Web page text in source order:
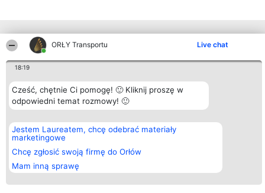
ORŁY Transportu Live chat
18:19
Cześć, chętnie Ci pomogę! 🙂 Kliknij proszę w
odpowiedni temat rozmowy! 🙂
Jestem Laureatem, chcę odebrać materiały
marketingowe
Chcę zgłosić swoją firmę do Orłów
Mam inną sprawę
Inne firmy z województwa
Organizator plebiscytu
Bright Side Solutions sp. z o.
o. sp. k.
ul. Ruska 22
KRS 0000749100 | Regon
381313360 | NIP 8943132676
+48 508 492 400
Plebiscyt
Laureaci
Lista
wszystkich
Zasady
Regulamin
Prywatności
Kontakt
Kontakt